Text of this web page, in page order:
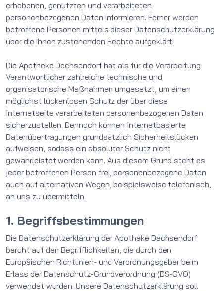
erhobenen, genutzten und verarbeiteten
personenbezogenen Daten informieren. Ferner werden
betroffene Personen mittels dieser Datenschutzerklärung
über die ihnen zustehenden Rechte aufgeklärt.
Die Apotheke Dechsendorf hat als für die Verarbeitung
Verantwortlicher zahlreiche technische und
organisatorische Maßnahmen umgesetzt, um einen
möglichst lückenlosen Schutz der über diese
Internetseite verarbeiteten personenbezogenen Daten
sicherzustellen. Dennoch können Internetbasierte
Datenübertragungen grundsätzlich Sicherheitslücken
aufweisen, sodass ein absoluter Schutz nicht
gewährleistet werden kann. Aus diesem Grund steht es
jeder betroffenen Person frei, personenbezogene Daten
auch auf alternativen Wegen, beispielsweise telefonisch,
an uns zu übermitteln.
1. Begriffsbestimmungen
Die Datenschutzerklärung der Apotheke Dechsendorf
beruht auf den Begrifflichkeiten, die durch den
Europäischen Richtlinien- und Verordnungsgeber beim
Erlass der Datenschutz-Grundverordnung (DS-GVO)
verwendet wurden. Unsere Datenschutzerklärung soll